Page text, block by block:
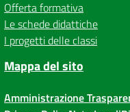
Offerta formativa
Le schede didattiche
I progetti delle classi
Mappa del sito
Amministrazione